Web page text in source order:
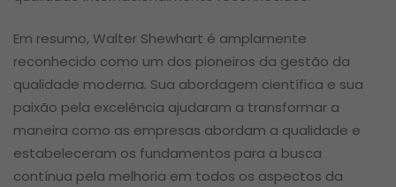
Em resumo, Walter Shewhart é amplamente
reconhecido como um dos pioneiros da gestão da
qualidade moderna. Sua abordagem científica e sua
paixão pela excelência ajudaram a transformar a
maneira como as empresas abordam a qualidade e
estabeleceram os fundamentos para a busca
contínua pela melhoria em todos os aspectos da